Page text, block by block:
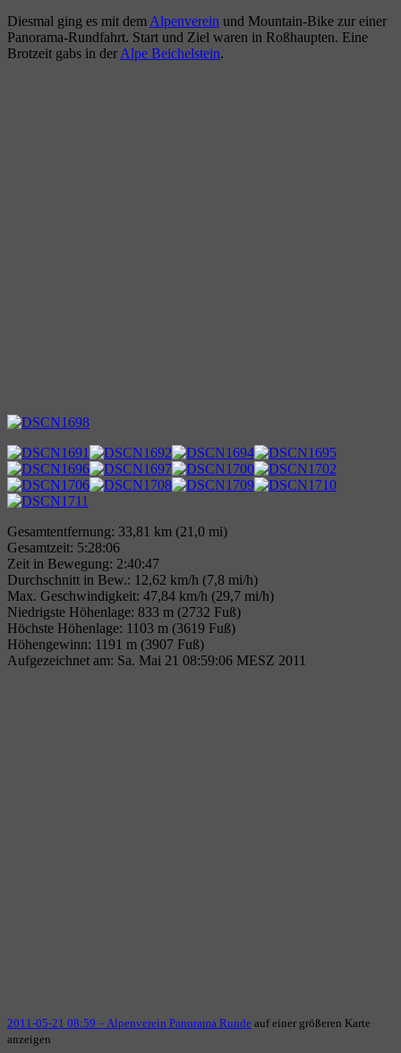
Diesmal ging es mit demAlpenverein und Mountain-Bike zur einer
Panorama-Rundfahrt. Start und Ziel waren in Roßhaupten. Eine
Brotzeit gabs in derAlpe Beichelstein.
Gesamtentfernung: 33,81 km (21,0 mi)
Gesamtzeit: 5:28:06
Zeit in Bewegung: 2:40:47
Durchschnitt in Bew.: 12,62 km/h (7,8 mi/h)
Max. Geschwindigkeit: 47,84 km/h (29,7 mi/h)
Niedrigste Höhenlage: 833 m (2732 Fuß)
Höchste Höhenlage: 1103 m (3619 Fuß)
Höhengewinn: 1191 m (3907 Fuß)
Aufgezeichnet am: Sa. Mai 21 08:59:06 MESZ 2011
2011-05-21 08:59 – Alpenverein Panorama Runde auf einer größeren Karte
anzeigen